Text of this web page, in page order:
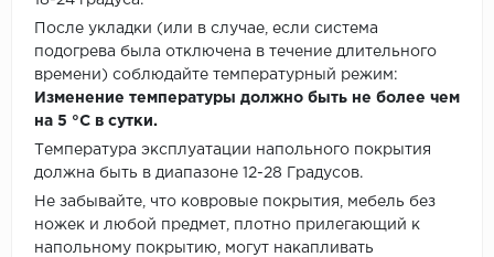
После укладки (или в случае, если система
подогрева была отключена в течение длительного
времени) соблюдайте температурный режим:
Изменение температуры должно быть не более чем
на 5 °C в сутки.
Температура эксплуатации напольного покрытия
должна быть в диапазоне 12-28 Градусов.
Не забывайте, что ковровые покрытия, мебель без
ножек и любой предмет, плотно прилегающий к
напольному покрытию, могут накапливать